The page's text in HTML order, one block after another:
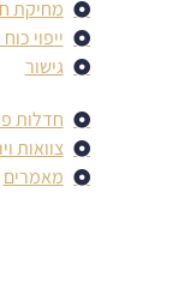
מחיקת
ייפוי
גישור
חדלות
צוואות
מאמרים